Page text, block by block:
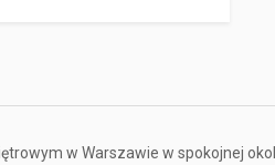
w Warszawie w spokojnej